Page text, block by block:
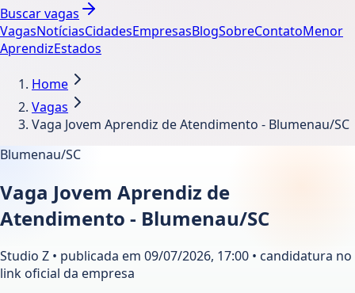
Buscar vagas
VagasNotíciasCidadesEmpresasBlogSobreContatoMenor
AprendizEstados
Home
Vagas
Vaga Jovem Aprendiz de Atendimento - Blumenau/SC
Blumenau/SC
Vaga Jovem Aprendiz de
Atendimento - Blumenau/SC
Studio Z • publicada em 09/07/2026, 17:00 • candidatura no
link oficial da empresa